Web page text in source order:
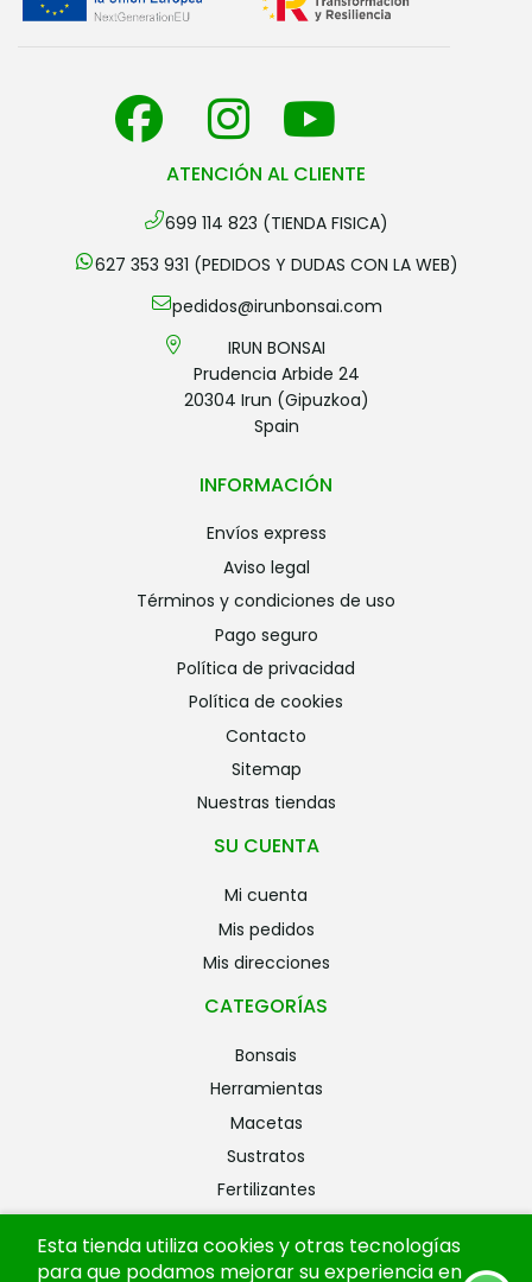
ATENCIÓN AL CLIENTE
699 114 823 (TIENDA FISICA)
627 353 931 (PEDIDOS Y DUDAS CON LA WEB)
pedidos@irunbonsai.com
IRUN BONSAI
Prudencia Arbide 24
20304 Irun (Gipuzkoa)
Spain
INFORMACIÓN
envíos express
aviso legal
términos y condiciones de uso
pago seguro
política de privacidad
política de cookies
contacto
sitemap
nuestras tiendas
SU CUENTA
mi cuenta
mis pedidos
mis direcciones
CATEGORÍAS
bonsais
herramientas
macetas
sustratos
fertilizantes
alambres
Esta tienda utiliza cookies y otras tecnologías
para que podamos mejorar su experiencia en